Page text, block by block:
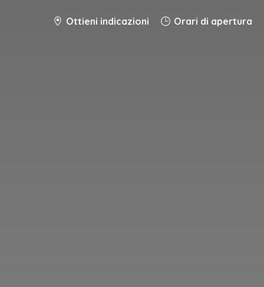
Ottieni indicazioni Orari di apertura